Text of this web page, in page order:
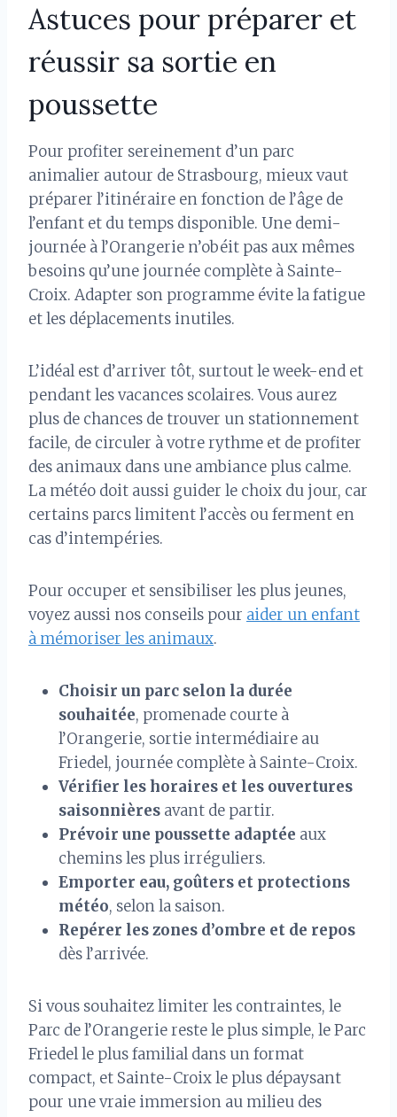
Astuces pour préparer et
réussir sa sortie en
poussette
Pour profiter sereinement d’un parc
animalier autour de Strasbourg, mieux vaut
préparer l’itinéraire en fonction de l’âge de
l’enfant et du temps disponible. Une demi-
journée à l’Orangerie n’obéit pas aux mêmes
besoins qu’une journée complète à Sainte-
Croix. Adapter son programme évite la fatigue
et les déplacements inutiles.
L’idéal est d’arriver tôt, surtout le week-end et
pendant les vacances scolaires. Vous aurez
plus de chances de trouver un stationnement
facile, de circuler à votre rythme et de profiter
des animaux dans une ambiance plus calme.
La météo doit aussi guider le choix du jour, car
certains parcs limitent l’accès ou ferment en
cas d’intempéries.
Pour occuper et sensibiliser les plus jeunes,
voyez aussi nos conseils pour aider un enfant
à mémoriser les animaux.
Choisir un parc selon la durée
souhaitée, promenade courte à
l’Orangerie, sortie intermédiaire au
Friedel, journée complète à Sainte-Croix.
Vérifier les horaires et les ouvertures
saisonnières avant de partir.
Prévoir une poussette adaptée aux
chemins les plus irréguliers.
Emporter eau, goûters et protections
météo, selon la saison.
Repérer les zones d’ombre et de repos
dès l’arrivée.
Si vous souhaitez limiter les contraintes, le
Parc de l’Orangerie reste le plus simple, le Parc
Friedel le plus familial dans un format
compact, et Sainte-Croix le plus dépaysant
pour une vraie immersion au milieu des